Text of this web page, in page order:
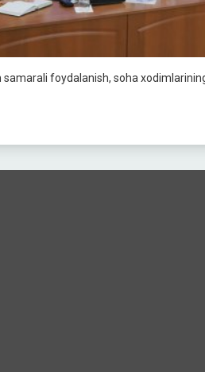
foydalanish, soha